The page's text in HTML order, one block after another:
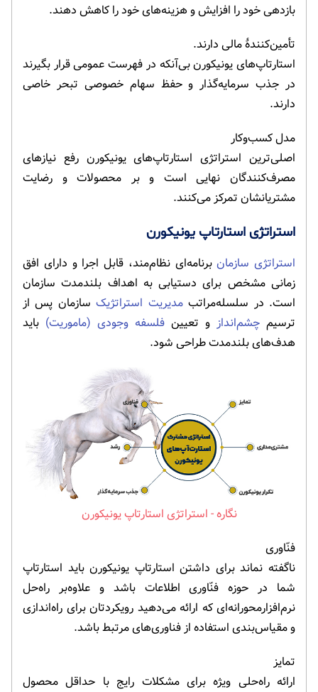
بازدهی خود را افزایش و هزینه‌های خود را کاهش دهند.
تأمین‌کنندۀ مالی دارند.
استارتاپ‌های یونیکورن‌ بی‌آنکه در فهرست عمومی قرار بگیرند
در جذب سرمایه‌گذار و حفظ سهام خصوصی تبحر خاصی
دارند.
مدل کسب‌وکار
اصلی‌ترین استراتژی‌ استارتاپ‌های یونیکورن رفع نیازهای
مصرف‌کنندگان نهایی است و بر محصولات و رضایت
مشتریانشان تمرکز می‌کنند.
استراتژی استارتاپ یونیکورن
استراتژی سازمانبرنامه‌ای نظام‌مند، قابل اجرا و دارای افق
زمانی مشخص برای دستیابی به اهداف بلندمدت سازمان
است. در سلسله‌مراتبمدیریت استراتژیکسازمان پس از
ترسیم چشم‌انداز و تعیین فلسفه وجودی (ماموریت) باید
هدف‌های بلندمدت طراحی شود.
استراتژی استارتاپ یونیکورن
فنّاوری
ناگفته نماند برای داشتن استارتاپ یونیکورن باید استارتاپ
شما در حوزه فنّاوری اطلاعات باشد و علاوه‌بر راه‌حل
نرم‌افزارمحورانه‌ای که ارائه می‌دهید رویکردتان برای راه‌اندازی
و مقیاس‌بندی استفاده از فناوری‌های مرتبط باشد.
تمایز
ارائه راه‌حلی ویژه برای مشکلات رایج با حداقل محصول